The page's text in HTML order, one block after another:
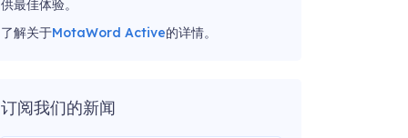
供最佳体验。
了解关于MotaWord Active的详情。
订阅我们的新闻